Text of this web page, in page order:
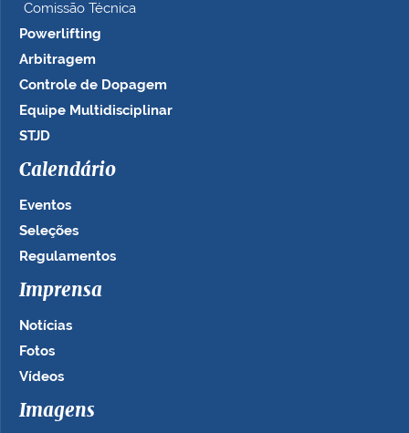
Comissão Técnica
Powerlifting
Arbitragem
Controle de Dopagem
Equipe Multidisciplinar
STJD
Calendário
Eventos
Seleções
Regulamentos
Imprensa
Notícias
Fotos
Vídeos
Imagens